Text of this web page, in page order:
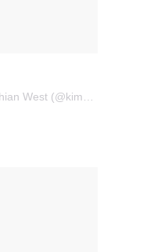
Фото опубликовано Kim Kardashian West (@kimkardashian) Сен 29 2016 в 12:40 PDT